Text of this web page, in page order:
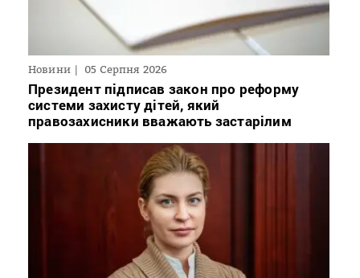
Новини 05 Серпня 2026
Президент підписав закон про реформу
системи захисту дітей, який
правозахисники вважають застарілим